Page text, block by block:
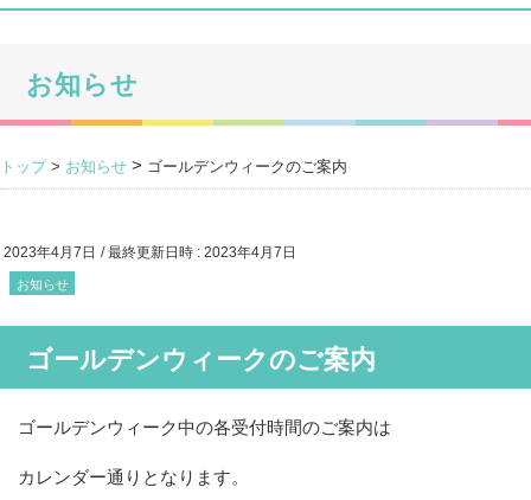
お知らせ
トップ> お知らせ > ゴールデンウィークのご案内
2023年4月7日 / 最終更新日時 : 2023年4月7日
お知らせ
ゴールデンウィークのご案内
ゴールデンウィーク中の各受付時間のご案内は
カレンダー通りとなります。